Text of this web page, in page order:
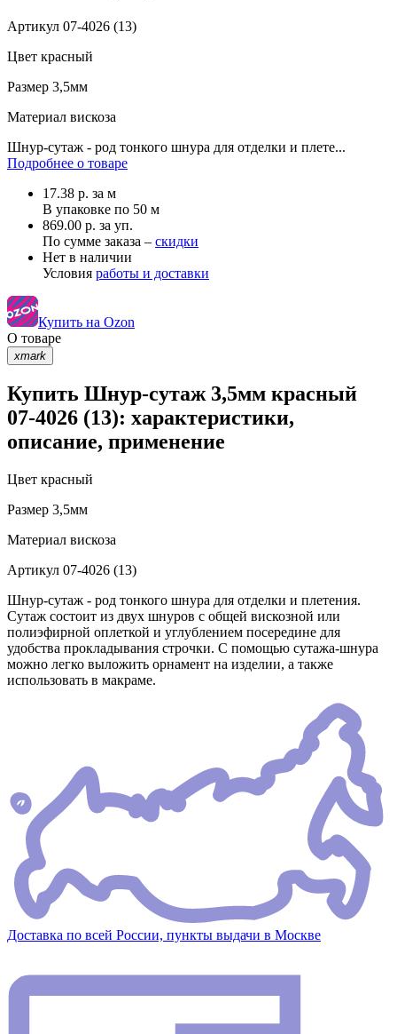
Артикул 07-4026 (13)
Цвет красный
Размер 3,5мм
Материал вискоза
Шнур-сутаж - род тонкого шнура для отделки и плете...
Подробнее о товаре
17.38 р. за м
В упаковке по 50 м
869.00 р. за уп.
По сумме заказа – скидки
Нет в наличии
Условия работы и доставки
Купить на Ozon
О товаре
xmark
Купить Шнур-сутаж 3,5мм красный
07-4026 (13): характеристики,
описание, применение
Цвет красный
Размер 3,5мм
Материал вискоза
Артикул 07-4026 (13)
Шнур-сутаж - род тонкого шнура для отделки и плетения.
Сутаж состоит из двух шнуров с общей вискозной или
полиэфирной оплеткой и углублением посередине для
удобства прокладывания строчки. С помощью сутажа-шнура
можно легко выложить орнамент на изделии, а также
использовать в макраме.
Доставка по всей России, пункты выдачи в Москве